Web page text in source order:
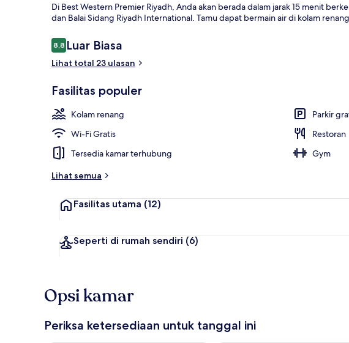
Kamar Junior, 1 Tempat Tidur
Di Best Western Premier Riyadh, Anda akan berada dalam jarak 15 menit
dan Balai Sidang Riyadh International. Tamu dapat bermain air di kolam
Ulasan
8,88,8 dari 10
Luar Biasa
Lihat total 23 ulasan
Fasilitas populer
Kolam renang
Parkir
Wi-Fi Gratis
Restoran
Tersedia kamar terhubung
Gym
Lihat semua
Fasilitas utama (12)
Seperti di rumah sendiri (6)
Opsi kamar
Periksa ketersediaan untuk tanggal ini